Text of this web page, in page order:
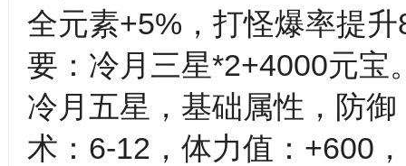
全元素+5%，打怪爆率提
要：冷月三星*2+4000元宝
冷月五星，基础属性，防
术：6-12，体力值：+600